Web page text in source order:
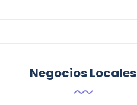
Negocios Locales